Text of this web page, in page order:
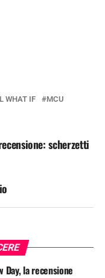
WHAT IF
MCU
scherzetti
Day, la recensione